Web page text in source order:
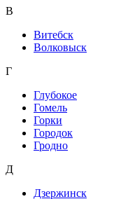
В
Витебск
Волковыск
Г
Глубокое
Гомель
Горки
Городок
Гродно
Д
Дзержинск